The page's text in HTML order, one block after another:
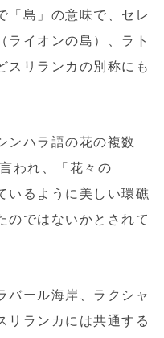
「島」の意味で、セレ
ライオンの島）、ラト
スリランカの別称にも
ンハラ語の花の複数
われ、「花々の
いるように美しい環礁
のではないかとされて
バール海岸、ラクシャ
リランカには共通する